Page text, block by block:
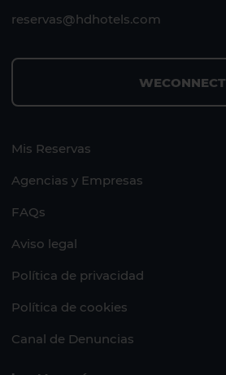
reservas@hdhotels.com
WECONNECT
Mis Reservas
Agencias y Empresas
FAQs
Aviso legal
Política de privacidad
Política de cookies
Canal de Denuncias